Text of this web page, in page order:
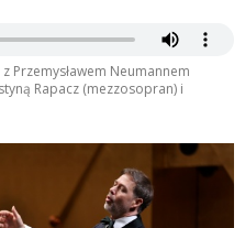
Przemysławem Neumannem
Rapacz (mezzosopran) i